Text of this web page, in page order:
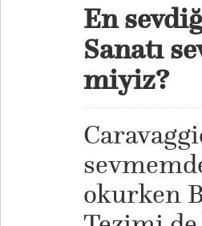
En
Sanatı
miyiz?
okurken